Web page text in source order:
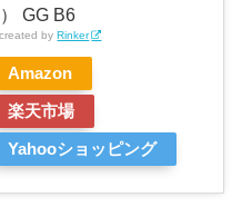
GG B6
created byRinker
Amazon
楽天市場
Yahooショッピング